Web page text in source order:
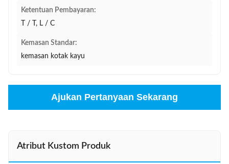
Ketentuan Pembayaran:
T / T, L / C
Kemasan Standar:
kemasan kotak kayu
Ajukan Pertanyaan Sekarang
Atribut Kustom Produk